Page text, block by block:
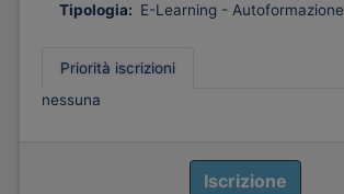
Tipologia: E-Learning - Autoformazione
Priorità iscrizioni
nessuna
Iscrizione